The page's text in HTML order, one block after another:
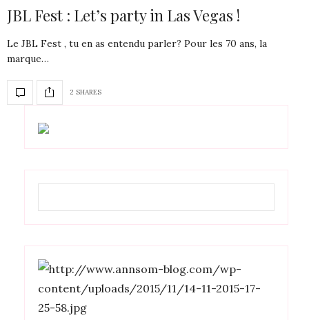
JBL Fest : Let’s party in Las Vegas !
Le JBL Fest , tu en as entendu parler? Pour les 70 ans, la
marque…
2 SHARES